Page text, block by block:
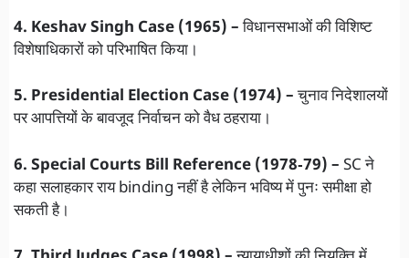
4. Keshav Singh Case (1965) –विधानसभाओं की विशिष्ट
विशेषाधिकारों को परिभाषित किया।
5. Presidential Election Case (1974) –चुनाव निदेशालयों
पर आपत्तियों के बावजूद निर्वाचन को वैध ठहराया।
6. Special Courts Bill Reference (1978‑79) – SC ने
कहा सलाहकार राय binding नहीं है लेकिन भविष्य में पुनः समीक्षा हो
सकती है।